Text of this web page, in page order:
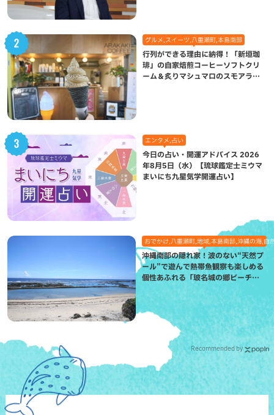
グルメ,スイーツ,八重瀬町,本島南部
行列ができる理由に納得！「新垣珈
琲」の自家焙煎コーヒーソフトクリ
ーム＆炙りマシュマロのスモアラテ
エンタメ,占い
今日の占い・開運アドバイス 2026
年8月5日（水）【琉球鑑定士ミウマ
まいにち九星気学開運占い】
おでかけ,八重瀬町,地域,本島南部,沖縄の海,自
沖縄南部の隠れ家！波のない“天然プ
ール”で遊んで熱帯魚観察も楽しめる
個性あふれる「玻名城の郷ビーチ」
（八重瀬町）
Recommended by